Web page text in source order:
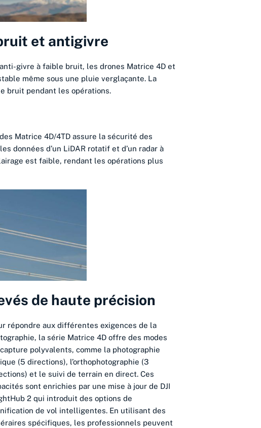
et antigivre
givre à faible bruit, les drones Matrice 4D et
même sous une pluie verglaçante. La
bruit pendant les opérations.
Matrice 4D/4TD assure la sécurité des
données d’un LiDAR rotatif et d’un radar à
est faible, rendant les opérations plus
de haute précision
répondre aux différentes exigences de la
la série Matrice 4D offre des modes
polyvalents, comme la photographie
(5 directions), l’orthophotographie (3
et le suivi de terrain en direct. Ces
sont enrichies par une mise à jour de DJI
2 qui introduit des options de
de vol intelligentes. En utilisant des
spécifiques, les professionnels peuvent